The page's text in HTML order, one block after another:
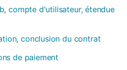
compte d'utilisateur, étendue
conclusion du contrat
de paiement